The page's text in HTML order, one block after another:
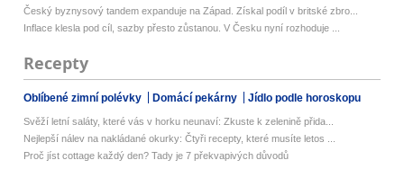
Český byznysový tandem expanduje na Západ. Získal podíl v britské zbro...
Inflace klesla pod cíl, sazby přesto zůstanou. V Česku nyní rozhoduje ...
Recepty
Oblíbené zimní polévky Domácí pekárny Jídlo podle horoskopu
Svěží letní saláty, které vás v horku neunaví: Zkuste k zelenině přida...
Nejlepší nálev na nakládané okurky: Čtyři recepty, které musíte letos ...
Proč jíst cottage každý den? Tady je 7 překvapivých důvodů